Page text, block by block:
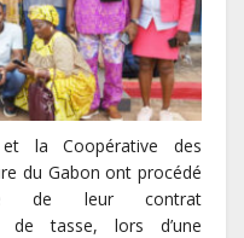
la Coopérative des
du Gabon ont procédé
de leur contrat
de tasse, lors d’une